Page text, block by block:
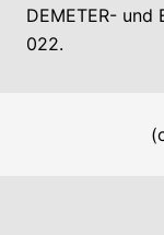
DEMETER- und
022.